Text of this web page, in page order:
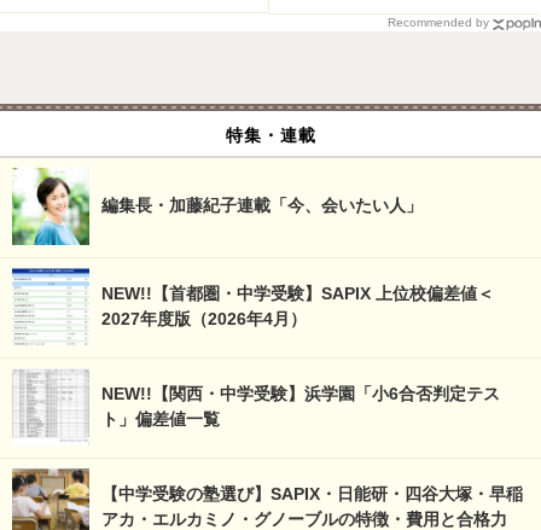
Recommended by
特集・連載
編集長・加藤紀子連載「今、会いたい人」
NEW!!【首都圏・中学受験】SAPIX 上位校偏差値＜
2027年度版（2026年4月）
NEW!!【関西・中学受験】浜学園「小6合否判定テス
ト」偏差値一覧
【中学受験の塾選び】SAPIX・日能研・四谷大塚・早稲
アカ・エルカミノ・グノーブルの特徴・費用と合格力